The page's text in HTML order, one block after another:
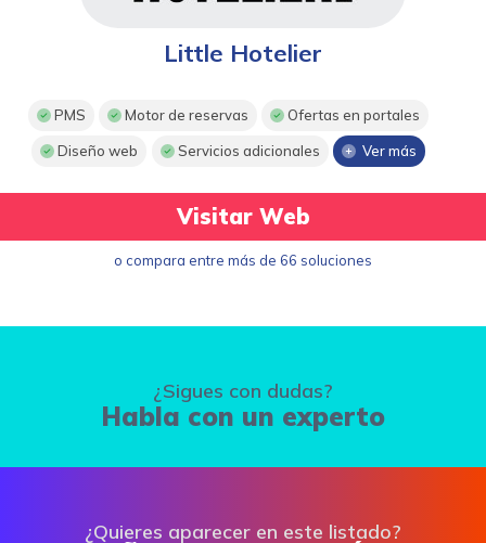
Little Hotelier
PMS Motor de reservas Ofertas en portales
Diseño web Servicios adicionales Ver más
Visitar Web
o compara entre más de 66 soluciones
¿Sigues con dudas?
Habla con un experto
¿Quieres aparecer en este listado?